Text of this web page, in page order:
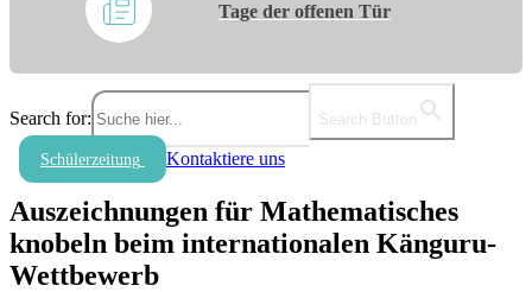
Tage der offenen Tür
Search for: Search Button
Schülerzeitung Kontaktiere uns
Auszeichnungen für Mathematisches
knobeln beim internationalen Känguru-
Wettbewerb